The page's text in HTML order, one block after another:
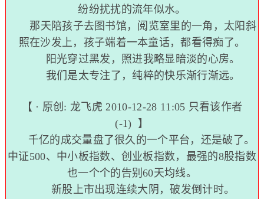
纷纷扰扰的流年似水。
那天陪孩子去图书馆，阅览室里的一角，太阳斜
照在沙发上，孩子端着一本童话，都看得痴了。
阳光穿过黑发，照进我略显暗淡的心房。
我们是太专注了，纯粹的快乐渐行渐远。
【 · 原创: 龙飞虎 2010-12-28 11:05 只看该作者
(-1) 】
千亿的成交量盘了很久的一个平台，还是破了。
中证500、中小板指数、创业板指数，最强的8股指数
也一个个的告别60天均线。
新股上市出现连续大阴，破发倒计时。